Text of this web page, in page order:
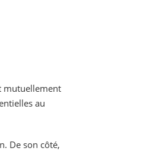
mutuellement
au
De son côté,